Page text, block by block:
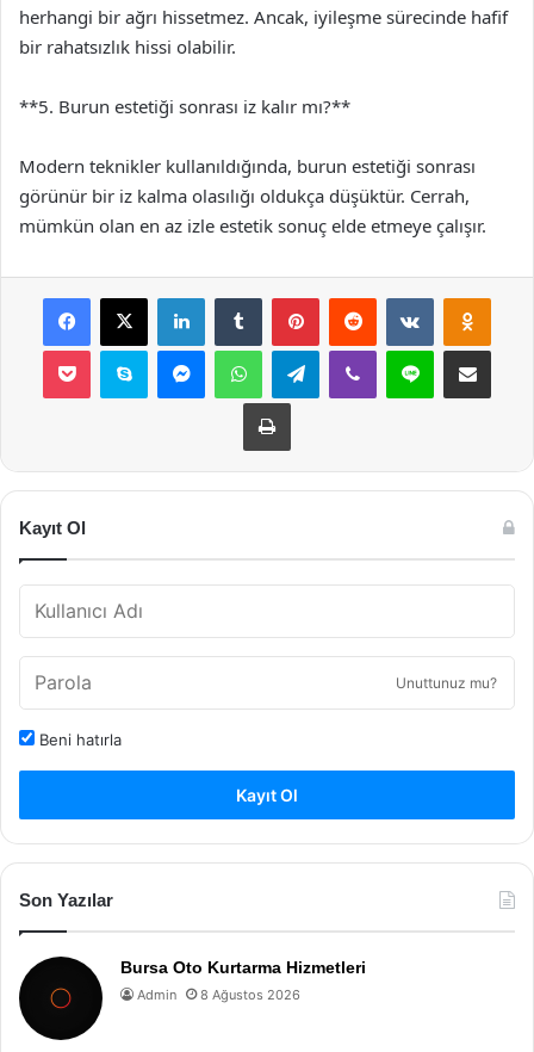
herhangi bir ağrı hissetmez. Ancak, iyileşme sürecinde hafif
bir rahatsızlık hissi olabilir.
**5. Burun estetiği sonrası iz kalır mı?**
Modern teknikler kullanıldığında, burun estetiği sonrası
görünür bir iz kalma olasılığı oldukça düşüktür. Cerrah,
mümkün olan en az izle estetik sonuç elde etmeye çalışır.
Facebook
X LinkedInTumblr PinterestReddit VKontakte
Pocket Skype MessengerWhatsAppTelegramViber Line E-Posta ile
Yazdır
Kayıt Ol
Unuttunuz mu?
Beni hatırla
Kayıt Ol
Son Yazılar
Bursa Oto Kurtarma Hizmetleri
Admin 8 Ağustos 2026